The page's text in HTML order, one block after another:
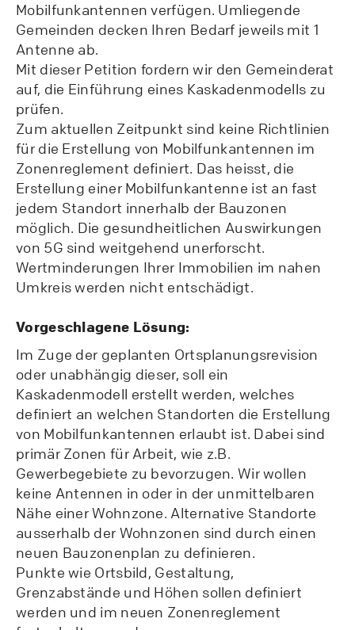
Mobilfunkantennen verfügen. Umliegende
Gemeinden decken Ihren Bedarf jeweils mit 1
Antenne ab.
Mit dieser Petition fordern wir den Gemeinderat
auf, die Einführung eines Kaskadenmodells zu
prüfen.
Zum aktuellen Zeitpunkt sind keine Richtlinien
für die Erstellung von Mobilfunkantennen im
Zonenreglement definiert. Das heisst, die
Erstellung einer Mobilfunkantenne ist an fast
jedem Standort innerhalb der Bauzonen
möglich. Die gesundheitlichen Auswirkungen
von 5G sind weitgehend unerforscht.
Wertminderungen Ihrer Immobilien im nahen
Umkreis werden nicht entschädigt.
Vorgeschlagene Lösung:
Im Zuge der geplanten Ortsplanungsrevision
oder unabhängig dieser, soll ein
Kaskadenmodell erstellt werden, welches
definiert an welchen Standorten die Erstellung
von Mobilfunkantennen erlaubt ist. Dabei sind
primär Zonen für Arbeit, wie z.B.
Gewerbegebiete zu bevorzugen. Wir wollen
keine Antennen in oder in der unmittelbaren
Nähe einer Wohnzone. Alternative Standorte
ausserhalb der Wohnzonen sind durch einen
neuen Bauzonenplan zu definieren.
Punkte wie Ortsbild, Gestaltung,
Grenzabstände und Höhen sollen definiert
werden und im neuen Zonenreglement